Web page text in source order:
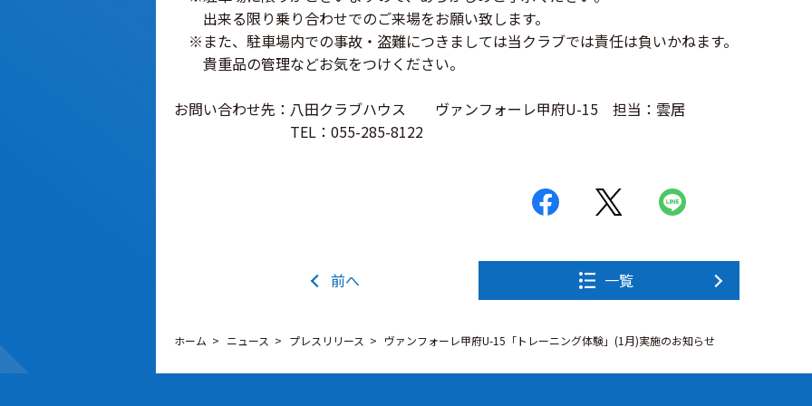
出来る限り乗り合わせでのご来場をお願い致します。
※また、駐車場内での事故・盗難につきましては当クラブでは責任は負いかねます。
貴重品の管理などお気をつけください。
お問い合わせ先：八田クラブハウス ヴァンフォーレ甲府U-15 担当：雲居
TEL：055-285-8122
前へ 一覧
ホーム ニュース プレスリリース ヴァンフォーレ甲府U-15「トレーニング体験」(1月)実施のお知らせ